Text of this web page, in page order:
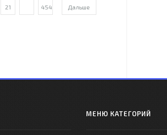
21 454 Дальше
МЕНЮ КАТЕГОРИЙ